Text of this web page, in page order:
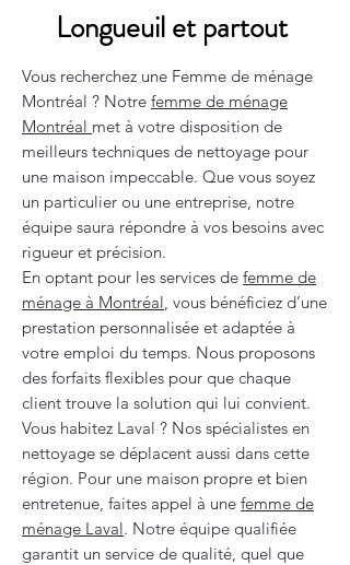
Longueuil et partout
Vous recherchez une Femme de ménage
Montréal ? Notre femme de ménage
Montréal met à votre disposition de
meilleurs techniques de nettoyage pour
une maison impeccable. Que vous soyez
un particulier ou une entreprise, notre
équipe saura répondre à vos besoins avec
rigueur et précision.
En optant pour les services de femme de
ménage à Montréal, vous bénéficiez d’une
prestation personnalisée et adaptée à
votre emploi du temps. Nous proposons
des forfaits flexibles pour que chaque
client trouve la solution qui lui convient.
Vous habitez Laval ? Nos spécialistes en
nettoyage se déplacent aussi dans cette
région. Pour une maison propre et bien
entretenue, faites appel à une femme de
ménage Laval. Notre équipe qualifiée
garantit un service de qualité, quel que